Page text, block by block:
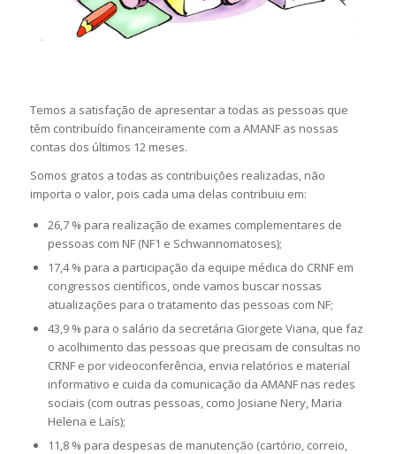
Temos a satisfação de apresentar a todas as pessoas que
têm contribuído financeiramente com a AMANF as nossas
contas dos últimos 12 meses.
Somos gratos a todas as contribuições realizadas, não
importa o valor, pois cada uma delas contribuiu em:
26,7 % para realização de exames complementares de
pessoas com NF (NF1 e Schwannomatoses);
17,4 % para a participação da equipe médica do CRNF em
congressos científicos, onde vamos buscar nossas
atualizações para o tratamento das pessoas com NF;
43,9 % para o salário da secretária Giorgete Viana, que faz
o acolhimento das pessoas que precisam de consultas no
CRNF e por videoconferência, envia relatórios e material
informativo e cuida da comunicação da AMANF nas redes
sociais (com outras pessoas, como Josiane Nery, Maria
Helena e Laís);
11,8 % para despesas de manutenção (cartório, correio,